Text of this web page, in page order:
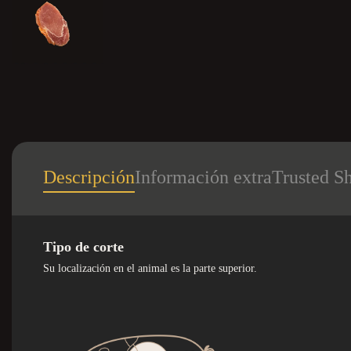
DescripciónInformación extraTrusted
Tipo de corte
Su localización en el animal es la parte superior.